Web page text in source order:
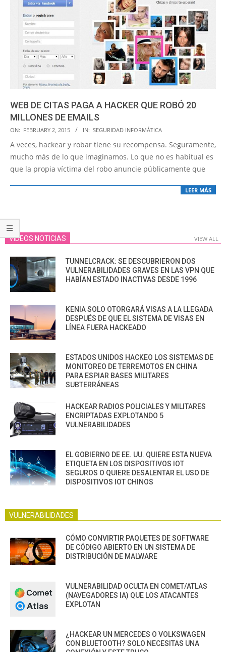
WEB DE CITAS PAGA A HACKER QUE ROBÓ 20
MILLONES DE EMAILS
2015-
02-
02
ON: FEBRUARY 2, 2015 IN: SEGURIDAD INFORMÁTICA
A veces, hackear y robar tiene su recompensa. Seguramente,
mucho más de lo que imaginamos. Lo que no es habitual es
que la propia víctima del robo anuncie públicamente que
LEER MÁS
VIDEOS NOTICIAS VIEW ALL
TUNNELCRACK: SE DESCUBRIERON DOS
VULNERABILIDADES GRAVES EN LAS VPN QUE
HABÍAN ESTADO INACTIVAS DESDE 1996
KENIA SOLO OTORGARÁ VISAS A LA LLEGADA
DESPUÉS DE QUE EL SISTEMA DE VISAS EN
LÍNEA FUERA HACKEADO
ESTADOS UNIDOS HACKEO LOS SISTEMAS DE
MONITOREO DE TERREMOTOS EN CHINA
PARA ESPIAR BASES MILITARES
SUBTERRÁNEAS
HACKEAR RADIOS POLICIALES Y MILITARES
ENCRIPTADAS EXPLOTANDO 5
VULNERABILIDADES
EL GOBIERNO DE EE. UU. QUIERE ESTA NUEVA
ETIQUETA EN LOS DISPOSITIVOS IOT
SEGUROS O QUIERE DESALENTAR EL USO DE
DISPOSITIVOS IOT CHINOS
VULNERABILIDADES
CÓMO CONVIRTIR PAQUETES DE SOFTWARE
DE CÓDIGO ABIERTO EN UN SISTEMA DE
DISTRIBUCIÓN DE MALWARE
VULNERABILIDAD OCULTA EN COMET/ATLAS
(NAVEGADORES IA) QUE LOS ATACANTES
EXPLOTAN
¿HACKEAR UN MERCEDES O VOLKSWAGEN
CON BLUETOOTH? SOLO NECESITAS UNA